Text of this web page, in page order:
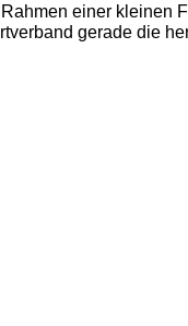
einer kleinen
gerade die